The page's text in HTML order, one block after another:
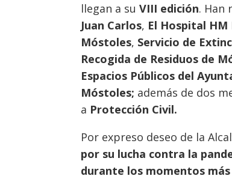
llegan a suVIII edición. Han
Juan Carlos, El Hospital HM
Móstoles, Servicio de
Recogida de Residuos de
Espacios Públicos del
Móstoles; además de dos
a Protección Civil.
Por expreso deseo de la
por su lucha contra la
durante los momentos